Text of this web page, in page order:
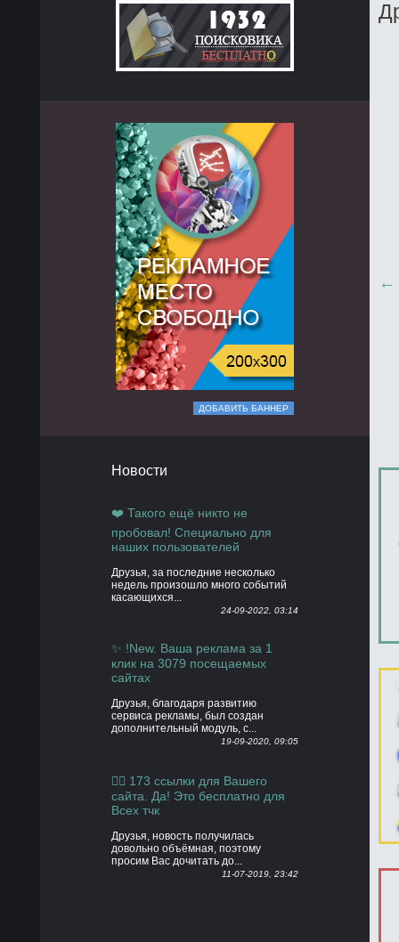
ДОБАВИТЬ БАННЕР
Новости
❤️ Такого ещё никто не
пробовал! Специально для
наших пользователей
Друзья, за последние несколько
недель произошло много событий
касающихся...
24-09-2022, 03:14
✨ !New. Ваша реклама за 1
клик на 3079 посещаемых
сайтах
Друзья, благодаря развитию
сервиса рекламы, был создан
дополнительный модуль, с...
19-09-2020, 09:05
👍🏻 173 ссылки для Вашего
сайта. Да! Это бесплатно для
Всех тчк
Друзья, новость получилась
довольно объёмная, поэтому
просим Вас дочитать до...
11-07-2019, 23:42
←